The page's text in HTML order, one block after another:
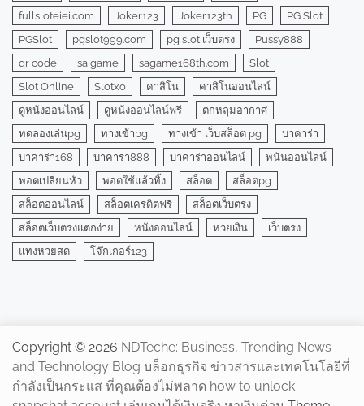
fullsloteiei.com
Joker123 Joker123th PG
PG Slot
PGSlot
pgslot999.com pg slot เว็บตรง
Pussy888
qr code
sa game sagame168th.com
Slot
Slot Online
Slotxo คาสิโน
คาสิโนออนไลน์
ดูหนังออนไลน์
ดูหนังออนไลน์ฟรี
ตกหลุมอากาศ
ทดลองเล่นpg
ทางเข้าpg ทางเข้า เว็บสล็อต pg
บาคาร่า
บาคาร่า168
บาคาร่า888 บาคาร่าออนไลน์
พนันออนไลน์
พอตเปลี่ยนหัว
พอตใช้แล้วทิ้ง สล็อต
สล็อตpg
สล็อตออนไลน์
สล็อตเครดิตฟรี
สล็อตเว็บตรง
สล็อตเว็บตรงแตกง่าย
หนังออนไลน์ หวยเงิน
เว็บตรง
แทงหวยสด
โจ๊กเกอร์123
Copyright © 2026 NDTeche: Business, Trending News
and Technology Blog บล็อกธุรกิจ ข่าวสารและเทคโนโลยีที่
กำลังเป็นกระแส ที่คุณต้องไม่พลาด how to unlock